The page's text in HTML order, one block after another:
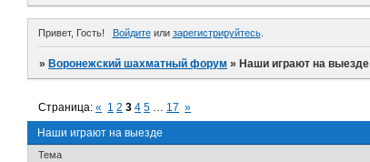
Привет, Гость! Войдитеили зарегистрируйтесь.
»Воронежский шахматный форум »Наши играют на выезде
Наши играют на выезде
Страница:« 1 2 3 4 5 … 17 »
Тема